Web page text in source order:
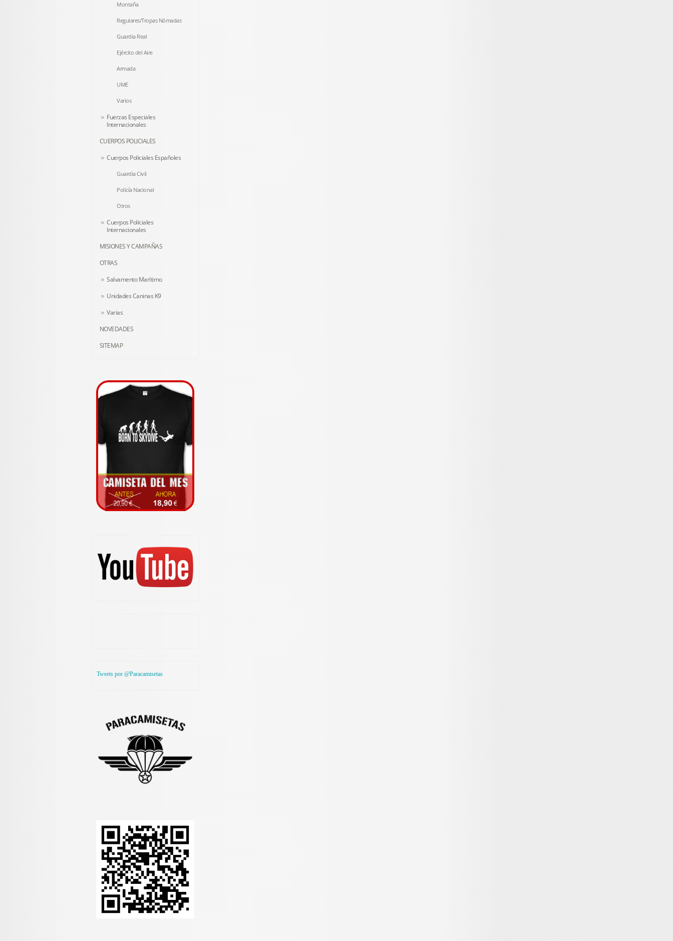
Montaña
Regulares/Tropas Nómadas
Guardia Real
Ejército del Aire
Armada
UME
Varios
Fuerzas Especiales
Internacionales
CUERPOS POLICIALES
Cuerpos Policiales Españoles
Guardia Civil
Policía Nacional
Otros
Cuerpos Policiales
Internacionales
MISIONES Y CAMPAÑAS
OTRAS
Salvamento Marítimo
Unidades Caninas K9
Varias
NOVEDADES
SITEMAP
Tweets por @Paracamisetas